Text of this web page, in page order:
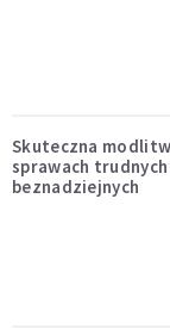
Skuteczna
sprawach trudnych
beznadziejnych